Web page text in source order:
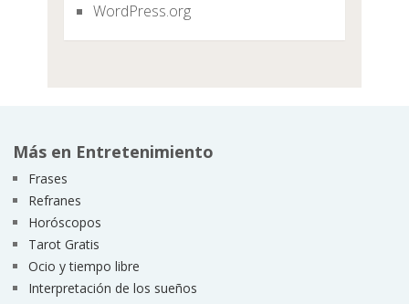
WordPress.org
Más en Entretenimiento
Frases
Refranes
Horóscopos
Tarot Gratis
Ocio y tiempo libre
Interpretación de los sueños